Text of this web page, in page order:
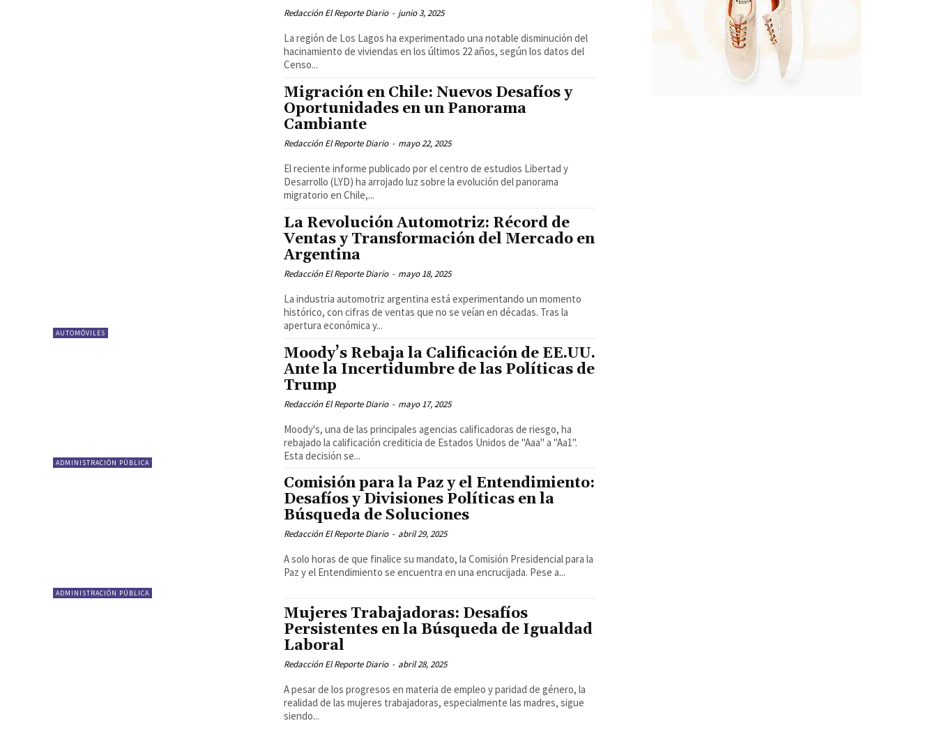
Redacción El Reporte Diario - junio 3, 2025
La región de Los Lagos ha experimentado una notable disminución del
hacinamiento de viviendas en los últimos 22 años, según los datos del
Censo...
Migración en Chile: Nuevos Desafíos y
Oportunidades en un Panorama
Cambiante
Redacción El Reporte Diario - mayo 22, 2025
El reciente informe publicado por el centro de estudios Libertad y
Desarrollo (LYD) ha arrojado luz sobre la evolución del panorama
migratorio en Chile,...
AUTOMÓVILES
La Revolución Automotriz: Récord de
Ventas y Transformación del Mercado en
Argentina
Redacción El Reporte Diario - mayo 18, 2025
La industria automotriz argentina está experimentando un momento
histórico, con cifras de ventas que no se veían en décadas. Tras la
apertura económica y...
ADMINISTRACIÓN PÚBLICA
Moody’s Rebaja la Calificación de EE.UU.
Ante la Incertidumbre de las Políticas de
Trump
Redacción El Reporte Diario - mayo 17, 2025
Moody's, una de las principales agencias calificadoras de riesgo, ha
rebajado la calificación crediticia de Estados Unidos de "Aaa" a "Aa1".
Esta decisión se...
ADMINISTRACIÓN PÚBLICA
Comisión para la Paz y el Entendimiento:
Desafíos y Divisiones Políticas en la
Búsqueda de Soluciones
Redacción El Reporte Diario - abril 29, 2025
A solo horas de que finalice su mandato, la Comisión Presidencial para la
Paz y el Entendimiento se encuentra en una encrucijada. Pese a...
Mujeres Trabajadoras: Desafíos
Persistentes en la Búsqueda de Igualdad
Laboral
Redacción El Reporte Diario - abril 28, 2025
A pesar de los progresos en materia de empleo y paridad de género, la
realidad de las mujeres trabajadoras, especialmente las madres, sigue
siendo...